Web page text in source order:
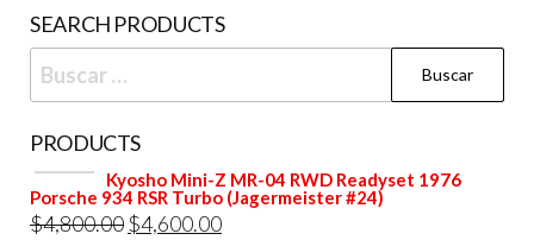
SEARCH PRODUCTS
Buscar:
PRODUCTS
Kyosho Mini-Z MR-04 RWD Readyset 1976
Porsche 934 RSR Turbo (Jagermeister #24)
$4,800.00 El
$4,600.00El